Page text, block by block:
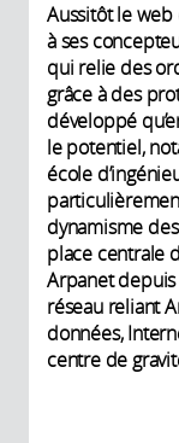
Aussitôt le web
à ses
qui relie des
grâce à des
développé
le potentiel,
école
dynamisme
place centrale
Arpanet
réseau reliant
données,
centre de